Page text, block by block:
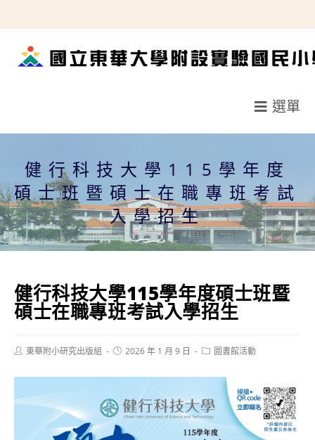
轉
選單
健行科技大學115學年度
碩士班暨碩士在職專班考試
入學招生
健行科技大學115學年度碩士班暨
碩士在職專班考試入學招生
Post東華附小研究出版組
Post2026 年 1 月 9 日
Post圖書館活動